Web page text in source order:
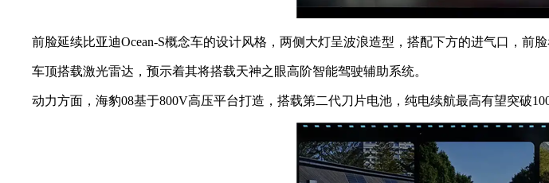
前脸延续比亚迪Ocean-S概念车的设计风格，两侧大灯呈波浪造型，搭配下方的进气口，前脸
车顶搭载激光雷达，预示着其将搭载天神之眼高阶智能驾驶辅助系统。
动力方面，海豹08基于800V高压平台打造，搭载第二代刀片电池，纯电续航最高有望突破